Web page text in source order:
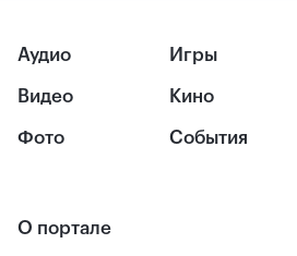
Аудио
Видео
Фото
Игры
Кино
События
О портале